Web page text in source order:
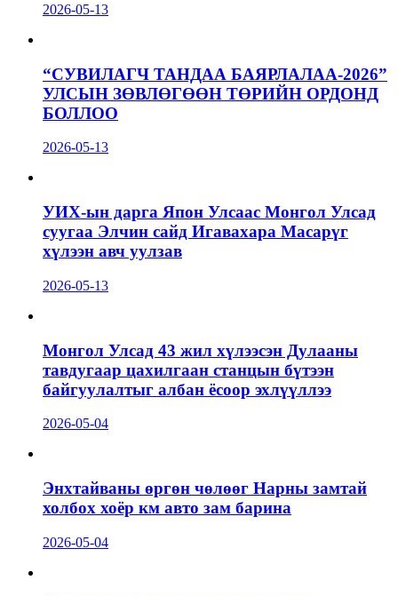
2026-05-13
“СУВИЛАГЧ ТАНДАА БАЯРЛАЛАА-2026”
УЛСЫН ЗӨВЛӨГӨӨН ТӨРИЙН ОРДОНД
БОЛЛОО
2026-05-13
УИХ-ын дарга Япон Улсаас Монгол Улсад
суугаа Элчин сайд Игавахара Масарүг
хүлээн авч уулзав
2026-05-13
Монгол Улсад 43 жил хүлээсэн Дулааны
тавдугаар цахилгаан станцын бүтээн
байгуулалтыг албан ёсоор эхлүүллээ
2026-05-04
Энхтайваны өргөн чөлөөг Нарны замтай
холбох хоёр км авто зам барина
2026-05-04